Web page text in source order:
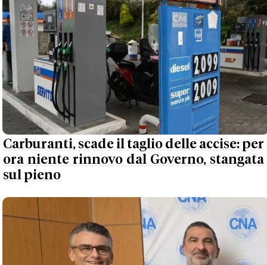
Carburanti, scade il taglio delle accise: per
ora niente rinnovo dal Governo, stangata
sul pieno